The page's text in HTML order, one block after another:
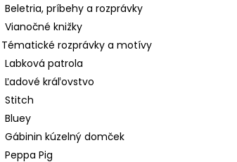
Beletria, príbehy a rozprávky
Vianočné knižky
Tématické rozprávky a motívy
Labková patrola
Ľadové kráľovstvo
Stitch
Bluey
Gábinin kúzelný domček
Peppa Pig